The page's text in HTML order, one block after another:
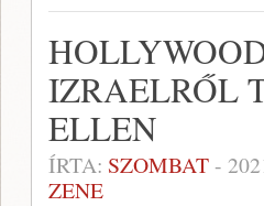
IZRAELRŐL
ELLEN
ÍRTA: SZOMBAT-
ZENE